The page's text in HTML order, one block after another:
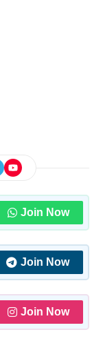
Join Now
Join Now
Join Now